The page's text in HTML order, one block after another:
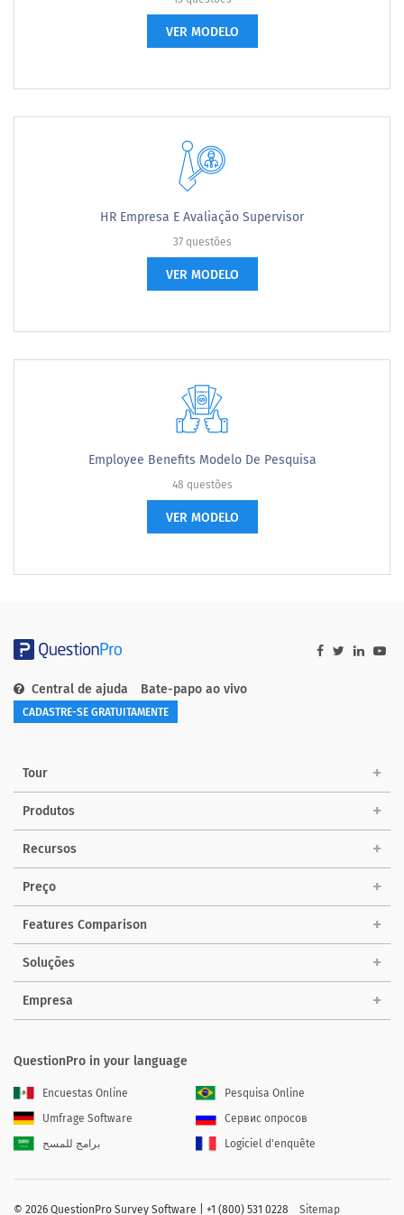
VER MODELO
HR Empresa E Avaliação Supervisor
37 questões
VER MODELO
Employee Benefits Modelo De Pesquisa
48 questões
VER MODELO
Central de ajuda Bate-papo ao vivo
CADASTRE-SE GRATUITAMENTE
Tour
Produtos
Recursos
Preço
Features Comparison
Soluções
Empresa
QuestionPro in your language
Encuestas Online
Pesquisa Online
Umfrage Software
Сервис опросов
برامج للمسح
Logiciel d'enquête
© 2026 QuestionPro Survey Software | +1 (800) 531 0228 Sitemap